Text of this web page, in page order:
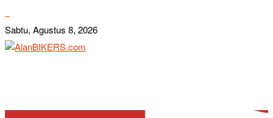
Sabtu, Agustus 8, 2026